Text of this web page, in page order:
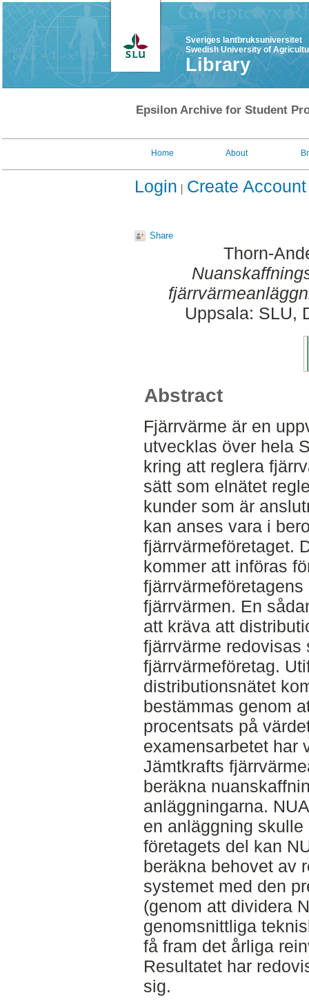
Sveriges lantbruksuniversitet
Swedish University of
Library
Epsilon Archive for Student
Home About
Login Create Account
Share
Thorn-
Uppsala: SLU,
Abstract
Fjärrvärme är en
utvecklas över hela
kring att reglera
sätt som elnätet
kunder som är
kan anses vara i
fjärrvärmeföretaget.
kommer att införas
fjärrvärmen. En
att kräva att
fjärrvärme redovisas
fjärrvärmeföretag.
distributionsnätet
bestämmas genom
procentsats på
examensarbetet har
Jämtkrafts
beräkna
anläggningarna.
en anläggning
företagets del kan
beräkna behovet av
systemet med den
(genom att dividera
genomsnittliga
få fram det årliga
Resultatet har
sig.